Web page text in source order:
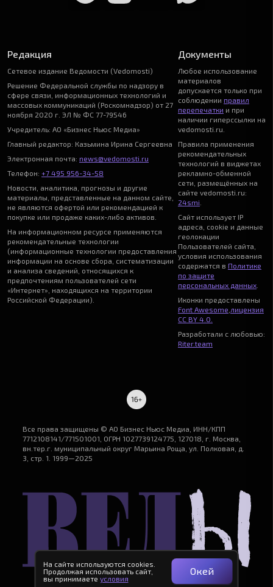
Редакция
Сетевое издание Ведомости (Vedomosti)
Решение Федеральной службы по надзору в
сфере связи, информационных технологий и
массовых коммуникаций (Роскомнадзор) от 27
ноября 2020 г. ЭЛ № ФС 77-79546
Учредитель: АО «Бизнес Ньюс Медиа»
Главный редактор: Казьмина Ирина Сергеевна
Электронная почта: news@vedomosti.ru
Телефон: +7 495 956-34-58
Новости, аналитика, прогнозы и другие
материалы, представленные на данном сайте,
не являются офертой или рекомендацией к
покупке или продаже каких-либо активов.
На информационном ресурсе применяются
рекомендательные технологии
(информационные технологии предоставления
информации на основе сбора, систематизации
и анализа сведений, относящихся к
предпочтениям пользователей сети
«Интернет», находящихся на территории
Российской Федерации).
Документы
Любое использование
материалов
допускается только при
соблюдении правил
перепечатки и при
наличии гиперссылки на
vedomosti.ru.
Правила применения
рекомендательных
технологий в виджетах
рекламно-обменной
сети, размещённых на
сайте vedomosti.ru:
24smi
Сайт использует IP
адреса, cookie и данные
геолокации
Пользователей сайта,
условия использования
содержатся в Политике
по защите
персональных данных.
Иконки предоставлены
Font Awesome лицензия
CC BY 4.0.
Разработали с любовью:
Riter.team
Все права защищены © АО Бизнес Ньюс Медиа, ИНН/КПП
7712108141/771501001, ОГРН 1027739124775, 127018, г. Москва,
вн.тер.г. муниципальный округ Марьина Роща, ул. Полковая, д.
3, стр. 1. 1999—2025
На сайте используются cookies.
Продолжая использовать сайт,
вы принимаете условия
Окей